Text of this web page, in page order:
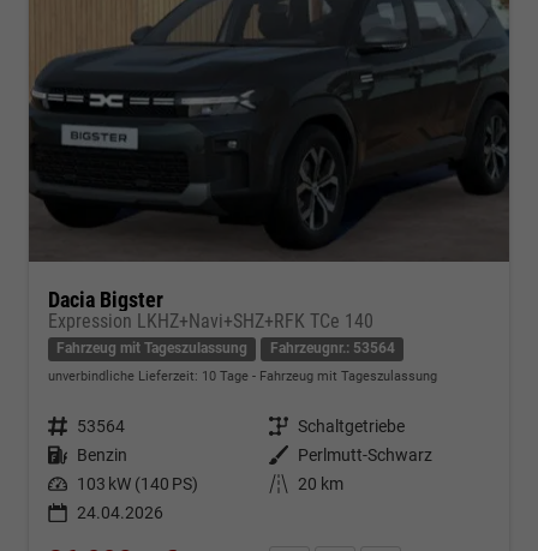
Dacia Bigster
Expression LKHZ+Navi+SHZ+RFK TCe 140
Fahrzeug mit Tageszulassung Fahrzeugnr.: 53564
unverbindliche Lieferzeit: 10 Tage Fahrzeug mit Tageszulassung
Fahrzeugnr. 53564 Getriebe Schaltgetriebe
Kraftstoff Benzin Außenfarbe Perlmutt-Schwarz
Leistung 103 kW (140 PS) Kilometerstand
20 km
24.04.2026